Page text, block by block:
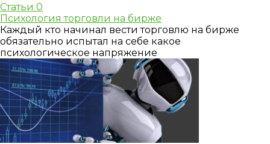
Статьи 0
Психология торговли на бирже
Каждый кто начинал вести торговлю на бирже
обязательно испытал на себе какое
психологическое напряжение